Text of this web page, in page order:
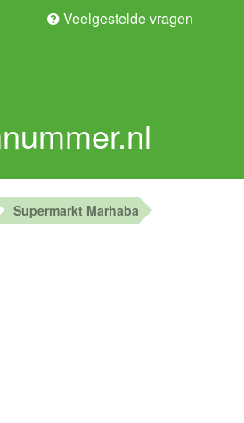
Veelgestelde vragen
Supermarkt Marhaba